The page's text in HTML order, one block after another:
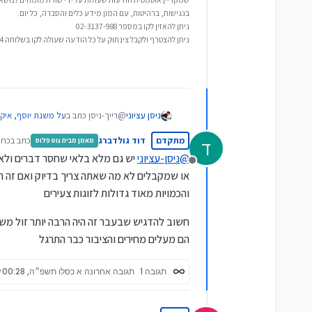
בנגישות, ברהיטות, עם המון מידע כלים והסברה, כל יום.
ניתן להאזין לקו במספר 02-3137-988
ניתן להצטרף ולקבל צינתוק על כל הודעה שעולה לקו בשלוחה 4
ניסן עציוני@רייך-ניסן כתב בעל משנת יוסף,
@ ניסן-עציוני יפה מאוד...
אני כן חושב שיש תועלתיות
לנשות השכונה שזה יוצר.
אני מרגיש שצריך לשים לב
ואח"כ מקסימום יבטלו, מה שלא
אתה צודק, יש עוד המון נקודות,
סיפוק ורצון להמשיך לרכוש באותה
ד
מנותק
מתקדם דוד גולדברג מאמן מבית גוט פלוס כתב בכח
@ניסן-עציונייש גם מלא בלאי שחסר דברים
או שמקבלים לא מה שאתה צריך בדיוק ואם זה
והכמויות מאוד גדולות לזוגות צעירים
חשוב להדגיש שבעבר זה היה הרבה יותר זול
הם מעלים מחירים והציבור כבר התרגל
תגובה 1 תגובה אחרונה א כסלו תשפ״ה, 00:28